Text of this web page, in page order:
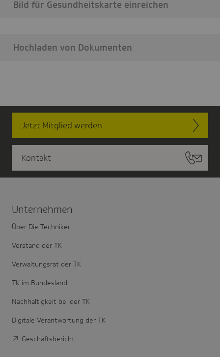
Bild für Gesundheitskarte einreichen
Hochladen von Dokumenten
Jetzt Mitglied werden
Kontakt
Unter­nehmen
Über Die Techniker
Vorstand der TK
Verwaltungsrat der TK
TK im Bundesland
Nachhaltigkeit bei der TK
Digitale Verantwortung der TK
Geschäftsbericht